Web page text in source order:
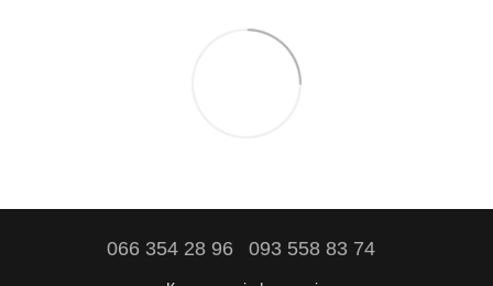
066 354 28 96 093 558 83 74